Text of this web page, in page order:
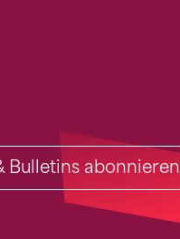
Bulletins abonnieren